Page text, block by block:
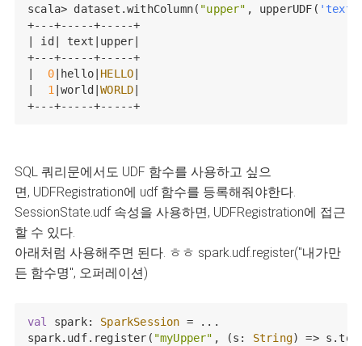
scala> dataset.withColumn( "upper" , upperUDF( 'text
+---+-----+-----+
| id| text|upper|
+---+-----+-----+
| 0|hello| HELLO|
| 1 |world|WORLD|
+---+-----+-----+
SQL 쿼리문에서도 UDF 함수를 사용하고 싶으
면, UDFRegistration에 udf 함수를 등록해줘야한다.
SessionState.udf 속성을 사용하면, UDFRegistration에 접근
할 수 있다.
아래처럼 사용해주면 된다. ㅎㅎ spark.udf.register("내가만
든 함수명", 오퍼레이션)
val spark: SparkSession = ...
spark.udf.register( "myUpper" , (s: String) =>